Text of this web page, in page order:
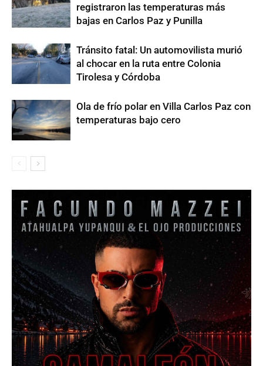
registraron las temperaturas más
bajas en Carlos Paz y Punilla
Tránsito fatal: Un automovilista murió
al chocar en la ruta entre Colonia
Tirolesa y Córdoba
Ola de frío polar en Villa Carlos Paz con
temperaturas bajo cero